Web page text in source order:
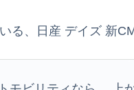
る、日産 デイズ 新